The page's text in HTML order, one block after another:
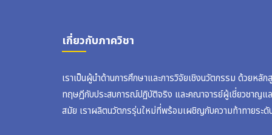
เกี่ยวกับภาควิชา
เราเป็นผู้นำด้านการศึกษาและการวิจัยเชิงนวัตกรรม ด้วยหลั
ทฤษฎีกับประสบการณ์ปฏิบัติจริง และคณาจารย์ผู้เชี่ยวชาญแล
สมัย เราผลิตนวัตกรรุ่นใหม่ที่พร้อมเผชิญกับความท้าทายระดับ